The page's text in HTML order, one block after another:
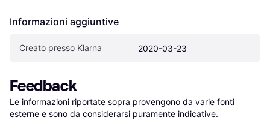
Informazioni aggiuntive
Creato presso Klarna 2020-03-23
Feedback
Le informazioni riportate sopra provengono da varie fonti
esterne e sono da considerarsi puramente indicative.